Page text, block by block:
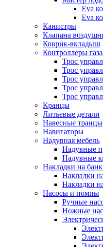
Eva
Eva
Канистры
Клапана
Коврик-вкладыш
Контроллеры
Трос
Трос
Трос
Трос
Трос
Кранцы
Литьевые детали
Навесные транцы
Навигаторы
Надувная мебель
Надувные
Надувные
Накладки на
Накладки
Накладки
Насосы и помпы
Ручные
Ножные